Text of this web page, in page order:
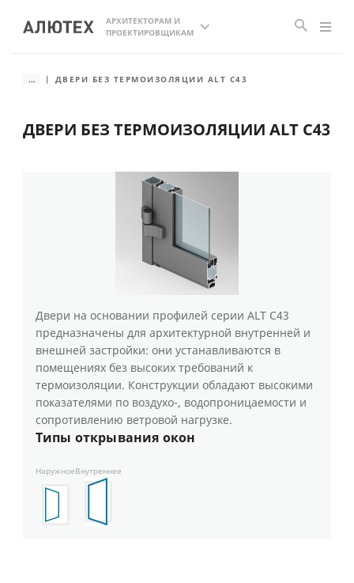
АРХИТЕКТОРАМ И
ПРОЕКТИРОВЩИКАМ
... ДВЕРИ БЕЗ ТЕРМОИЗОЛЯЦИИ ALT C43
ДВЕРИ БЕЗ ТЕРМОИЗОЛЯЦИИ ALT C43
Двери на основании профилей серии ALT C43
предназначены для архитектурной внутренней и
внешней застройки: они устанавливаются в
помещениях без высоких требований к
термоизоляции. Конструкции обладают высокими
показателями по воздухо-, водопроницаемости и
сопротивлению ветровой нагрузке.
Типы открывания окон
НаружноеВнутреннее